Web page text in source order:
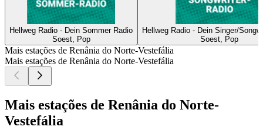
Hellweg Radio - Dein Sommer Radio
Soest, Pop
Hellweg Radio - Dein Singer/
Soest, Pop
Mais estações de Renânia do Norte-Vestefália
Mais estações de Renânia do Norte-Vestefália
Mais estações de Renânia do Norte-
Vestefália